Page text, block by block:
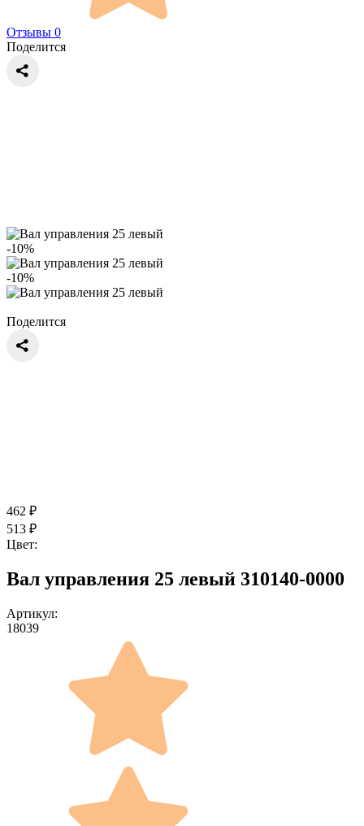
Отзывы 0
Поделится
-10%
-10%
Поделится
462 ₽
513 ₽
Цвет:
Вал управления 25 левый 310140-0000
Артикул:
18039